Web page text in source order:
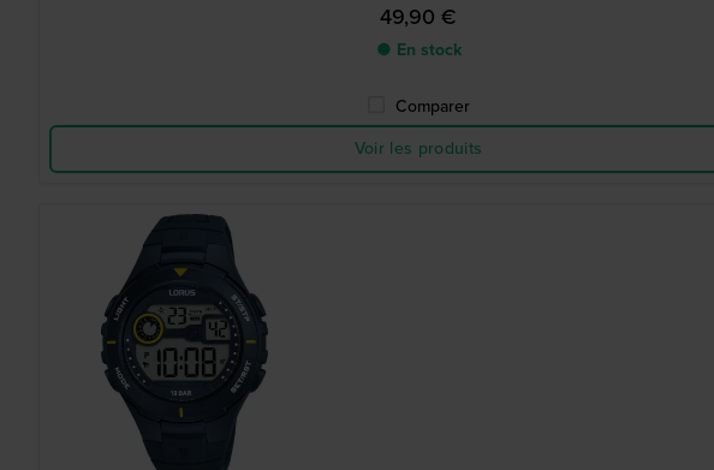
49,90 €
● En stock
Comparer
Voir les produits